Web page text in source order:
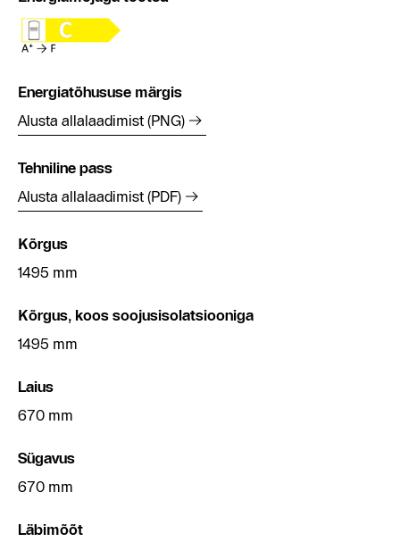
Energiatõhususe märgis
Alusta allalaadimist (PNG)
Tehniline pass
Alusta allalaadimist (PDF)
Kõrgus
1495 mm
Kõrgus, koos soojusisolatsiooniga
1495 mm
Laius
670 mm
Sügavus
670 mm
Läbimõõt